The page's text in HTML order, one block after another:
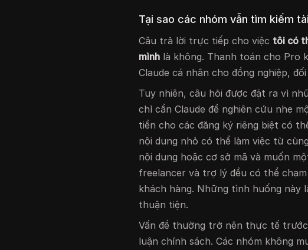
Tại sao các nhóm vẫn tìm kiếm
Câu trả lời trực tiếp cho việc tôi có
mình là không. Thanh toán cho Pro
Claude cá nhân cho đồng nghiệp,
Tuy nhiên, câu hỏi được đặt ra vì
chỉ cần Claude để nghiên cứu nhẹ
tiền cho các đăng ký riêng biệt có
nội dung nhỏ có thể làm việc từ
nội dung hoặc cơ sở mã và muốn
freelancer và trợ lý đều có thể
khách hàng. Những tình huống này
thuận tiện.
Vấn đề thường trở nên thực tế
luận chính sách. Các nhóm không